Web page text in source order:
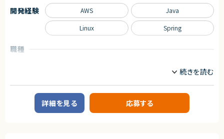
・エンジニアと円滑にコミュニケーションできる技術理解
・関係者（営業・CS・経営層）と連携しながらプロダクトを推進した経験
・障害対応・運用改善など、プロダクト品質に責任を持った経験
・自ら課題を発見し、主体的に意思決定・推進できる姿勢
契約形態
エージェントから
業務委託(準委任契約)
★ Salesforce連携を見据えた設計・実装で、アーキテクト力を発揮できます。
に裁量を持って関われます。
★ 小規模スクラムチームで技術リードとして活躍可能です。
要件定義〜テストまで一貫対応＋コードレビューや設計面でのリードなど、
シニアエンジニアとしての強みを活かせる環境です。
求めるスキル
■必須スキル
・業務システム（Webアプリケーション）の開発経験（3年以上）
（2年以上）
・会計システムに関するドメイン知識（日商簿記3級程度、またはそれに準ず
る実務知識をお持ちの方）
・ASP.NET、Javaを用いた開発経験
職種
小売業界向けシステム基盤の刷新プロジェクトです。
■プロダクトやサービスの概要
開発経験 AWS Java
Linux Spring
詳細を見る 応募する